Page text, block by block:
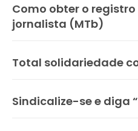
Como obter o
jornalista (MTb)
Total solidariedade
Sindicalize-se e diga